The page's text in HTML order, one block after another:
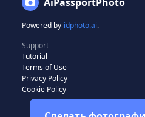
Powered by idphoto.ai.
Support
Tutorial
Terms of Use
Privacy Policy
Cookie Policy